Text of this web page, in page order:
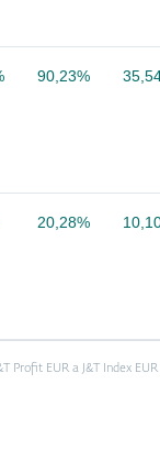
90,23%
20,28%
Profit EUR a J&T Index